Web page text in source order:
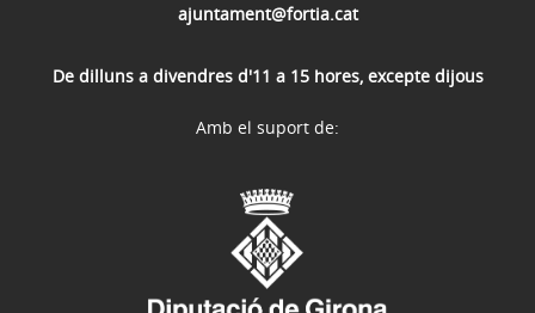
ajuntament@fortia.cat
De dilluns a divendres d'11 a 15 hores, excepte dijous
Amb el suport de: